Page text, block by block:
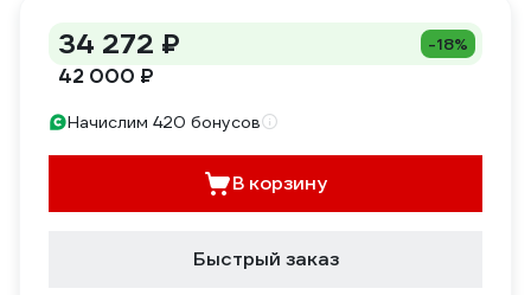
34 272 ₽ -18%
42 000 ₽
Начислим 420 бонусов
В корзину
Быстрый заказ